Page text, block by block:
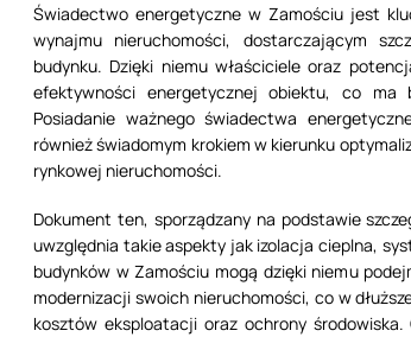
Świadectwo energetyczne w Zamościu jest
wynajmu nieruchomości, dostarczającym
budynku. Dzięki niemu właściciele oraz
efektywności energetycznej obiektu, co ma
Posiadanie ważnego świadectwa
również świadomym krokiem w kierunku
rynkowej nieruchomości.
Dokument ten, sporządzany na podstawie
uwzględnia takie aspekty jak izolacja cieplna,
budynków w Zamościu mogą dzięki niemu
modernizacji swoich nieruchomości, co w
kosztów eksploatacji oraz ochrony